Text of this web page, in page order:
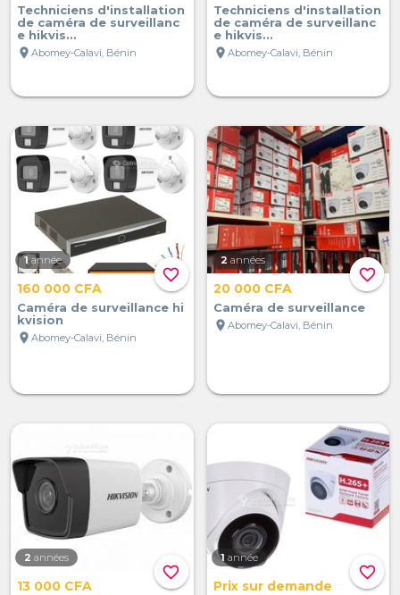
Techniciens d'installation
de caméra de surveillanc
e hikvis...
location_on Abomey-Calavi, Bénin
Techniciens d'installation
de caméra de surveillanc
e hikvis...
location_on Abomey-Calavi, Bénin
favorite_border
1 année
160 000 CFA
Caméra de surveillance hi
kvision
location_on Abomey-Calavi, Bénin
favorite_border
2 années
20 000 CFA
Caméra de surveillance
location_on Abomey-Calavi, Bénin
favorite_border
2 années
13 000 CFA
favorite_border
1 année
Prix sur demande